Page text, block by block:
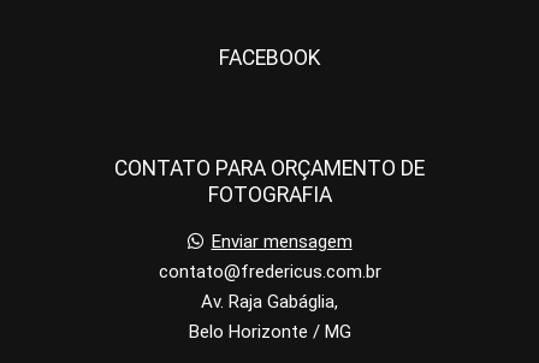
FACEBOOK
CONTATO PARA ORÇAMENTO DE
FOTOGRAFIA
Enviar mensagem
contato@fredericus.com.br
Av. Raja Gabáglia,
Belo Horizonte / MG